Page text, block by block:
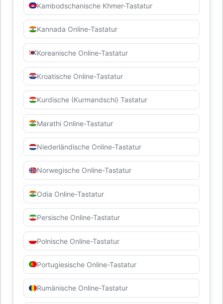
Kambodschanische Khmer-Tastatur
Kannada Online-Tastatur
Koreanische Online-Tastatur
Kroatische Online-Tastatur
Kurdische (Kurmandschi) Tastatur
Marathi Online-Tastatur
Niederländische Online-Tastatur
Norwegische Online-Tastatur
Odia Online-Tastatur
Persische Online-Tastatur
Polnische Online-Tastatur
Portugiesische Online-Tastatur
Rumänische Online-Tastatur